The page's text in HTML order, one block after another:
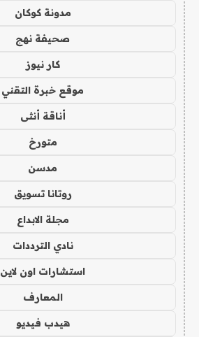
مدونة كوكان
صحيفة نهج
كار نيوز
موقع خبرة التقني
أناقة أنثى
متورخ
مدسن
روتانا تسويق
مجلة الابداع
نادي الترددات
استشارات اون لاين
المعارف
هيدب فيديو